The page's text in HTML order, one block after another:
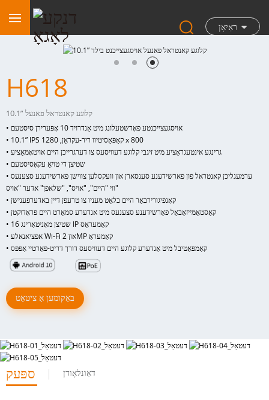
ראַיאָן
H618
10.1” קלוגע קאנטראל פאנעל
• אויסגעצייכנטע פאָרשטעלונג מיט אַנדרויד 10 אָפּערירן סיסטעם
• 10.1” IPS קאַפּאַסיטיוו ריר-עקראַן, 1280 x 800
• גרינגע אינטעגראַציע מיט זיגבי קלוגע דעוויסעס צו דערגרייכן היים אויטאָמאַציע
• שטיצן די טויאַ עקאָסיסטעם
• ערמעגליכן קאנטראל פון פארשידענע סענסארן און וועקסלען צווישן פארשידענע סצענעס
ווי "היים", "אויס", "שלאפן" אדער "אויס"
• קאָנפיגורירבאַר היים בלאַט מעניו צו טרעפן דיין באדערפענישן
• קאַסטאַמייזאַבאַל פאַרשידענע סצענעס מיט אנדערע סמאַרט היים פּראָדוקטן
• שטיצן מאָניטאָרינג 16 IP קאַמעראַס
• אפציאנאלע Wi-Fi און 2MP קאַמעראַ
• קאָמפּאַטיבל מיט אַנדערע קלוגע היים דעוויסעס דורך דריט-פּאַרטיי אַפּפּס
באַקומען אַ ציטאַט
ספּעק דאַונלאָודן